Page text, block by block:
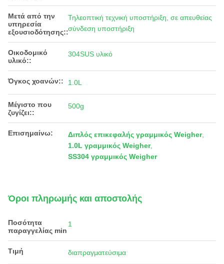
Μετά από την
υπηρεσία
εξουσιοδότησης::
Τηλεοπτική τεχνική υποστήριξη, σε απευθείας
σύνδεση υποστήριξη
Οικοδομικό
υλικό::
304SUS υλικό
Όγκος χοανών:: 1.0L
Μέγιστο που
ζυγίζει::
500g
Επισημαίνω: Διπλός επικεφαλής γραμμικός Weigher,
1.0L γραμμικός Weigher,
SS304 γραμμικός Weigher
Όροι πληρωμής και αποστολής
Ποσότητα
παραγγελίας min
1
Τιμή διαπραγματεύσιμα